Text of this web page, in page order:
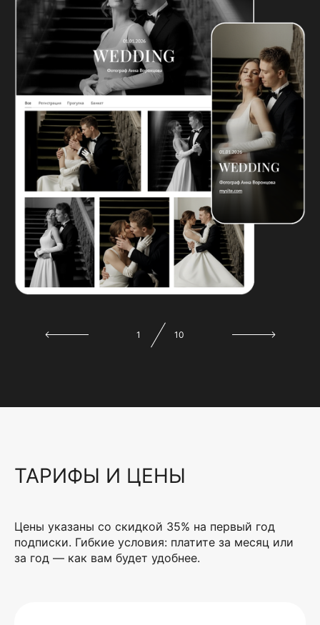
1 10
ТАРИФЫ И ЦЕНЫ
Цены указаны со скидкой 35% на первый год
подписки. Гибкие условия: платите за месяц или
за год — как вам будет удобнее.